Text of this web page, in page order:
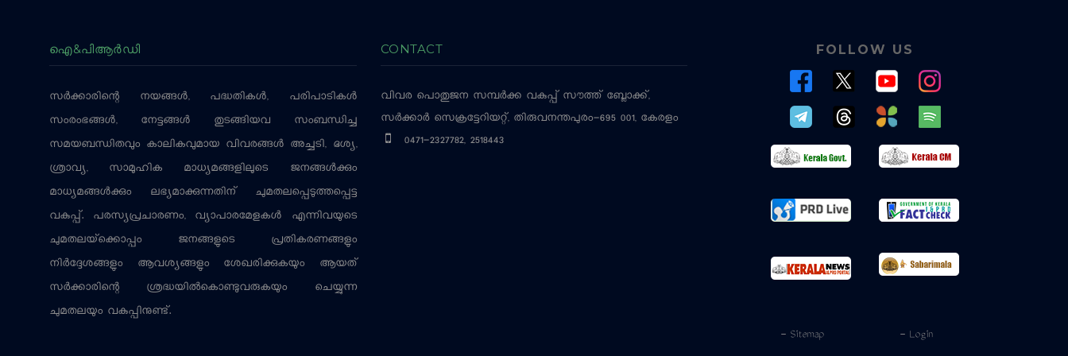
ഐ&പിആര്‍ഡി
സര്‍ക്കാരിന്റെ നയങ്ങള്‍, പദ്ധതികള്‍, പരിപാടികള്‍
സംരംഭങ്ങള്‍, നേട്ടങ്ങള്‍ തുടങ്ങിയവ സംബന്ധിച്ച
സമയബന്ധിതവും കാലികവുമായ വിവരങ്ങള്‍ അച്ചടി, ദൃശ്യ,
ശ്രാവ്യ, സാമൂഹിക മാധ്യമങ്ങളിലൂടെ ജനങ്ങള്‍ക്കും
മാധ്യമങ്ങള്‍ക്കും ലഭ്യമാക്കുന്നതിന് ചുമതലപ്പെടുത്തപ്പെട്ട
വകുപ്പ്. പരസ്യപ്രചാരണം, വ്യാപാരമേളകള്‍ എന്നിവയുടെ
ചുമതലയ്‌ക്കൊപ്പം ജനങ്ങളുടെ പ്രതികരണങ്ങളും
നിര്‍ദ്ദേശങ്ങളും ആവശ്യങ്ങളും ശേഖരിക്കുകയും ആയത്
സര്‍ക്കാരിന്റെ ശ്രദ്ധയില്‍കൊണ്ടുവരുകയും ചെയ്യുന്ന
ചുമതലയും വകുപ്പിനുണ്ട്.
CONTACT
വിവര പൊതുജന സമ്പര്‍ക്ക വകുപ്പ് സൗത്ത് ബ്ലോക്ക്,
സര്‍ക്കാര്‍ സെക്രട്ടേറിയറ്റ്, തിരുവനന്തപുരം-695 001, കേരളം
0471-2327782, 2518443
FOLLOW US
- Login
- Sitemap